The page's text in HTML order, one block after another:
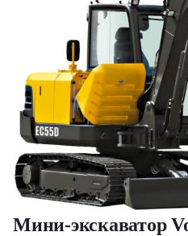
Мини-экскаватор